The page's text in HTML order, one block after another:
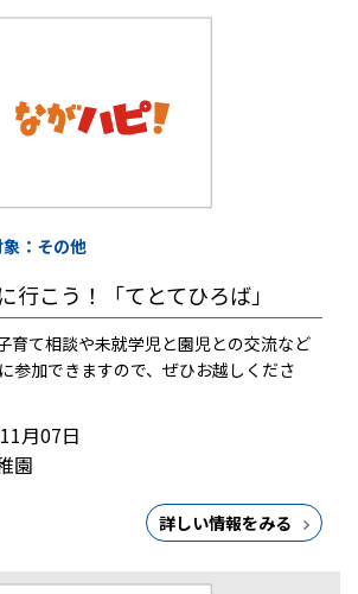
：その他
行こう！「てとてひろば」
育て相談や未就学児と園児との交流など
参加できますので、ぜひお越しくださ
月07日
園
詳しい情報をみる